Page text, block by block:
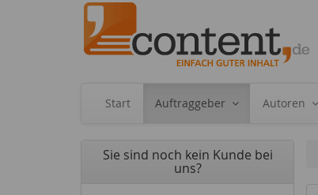
Start Auftraggeber Autoren
Sie sind noch kein Kunde bei
uns?